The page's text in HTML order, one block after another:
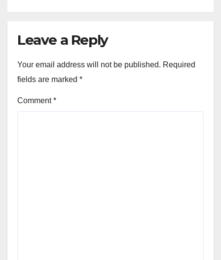
Leave a Reply
Your email address will not be published. Required
fields are marked *
Comment*